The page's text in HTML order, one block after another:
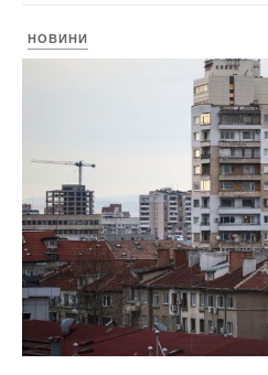
НОВИНИ